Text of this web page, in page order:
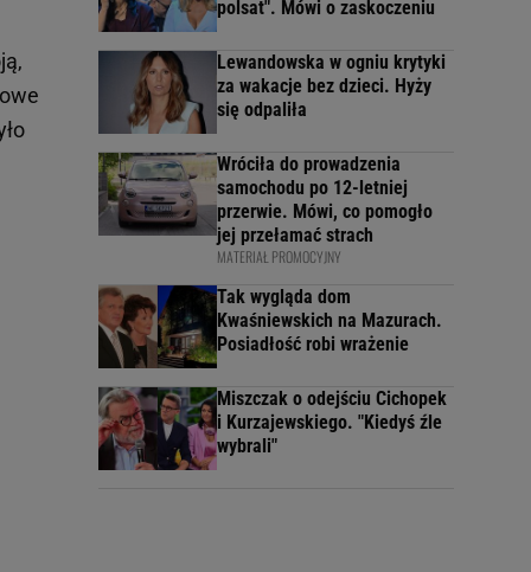
polsat". Mówi o zaskoczeniu
Lewandowska w ogniu krytyki
za wakacje bez dzieci. Hyży
się odpaliła
Wróciła do prowadzenia
samochodu po 12-letniej
przerwie. Mówi, co pomogło
jej przełamać strach
MATERIAŁ PROMOCYJNY
Tak wygląda dom
Kwaśniewskich na Mazurach.
Posiadłość robi wrażenie
Miszczak o odejściu Cichopek
i Kurzajewskiego. "Kiedyś źle
wybrali"